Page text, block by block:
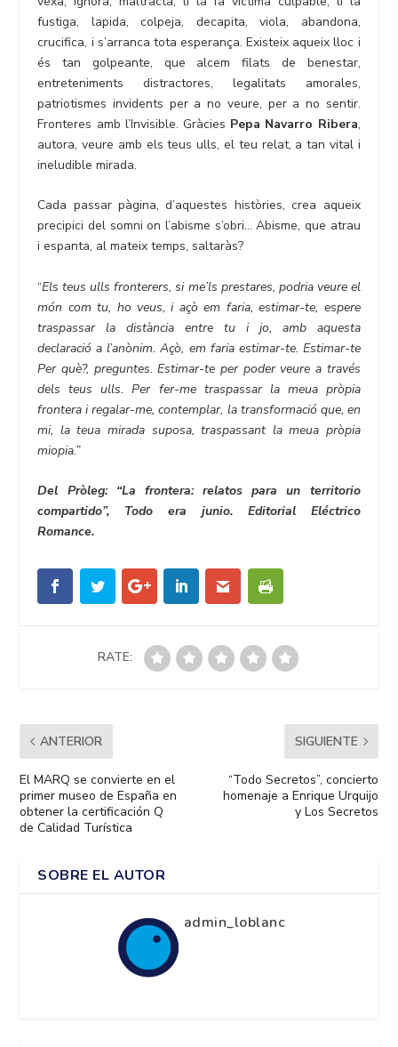
fustiga, lapida, colpeja, decapita, viola, abandona,
crucifica, i s’arranca tota esperança. Existeix aqueix lloc i
és tan golpeante, que alcem filats de benestar,
entreteniments distractores, legalitats amorales,
patriotismes invidents per a no veure, per a no sentir.
Fronteres amb l’Invisible. Gràcies Pepa Navarro Ribera,
autora, veure amb els teus ulls, el teu relat, a tan vital i
ineludible mirada.
Cada passar pàgina, d’aquestes històries, crea aqueix
precipici del somni on l’abisme s’obri… Abisme, que atrau
i espanta, al mateix temps, saltaràs?
“Els teus ulls fronterers, si me’ls prestares, podria veure el
món com tu, ho veus, i açò em faria, estimar-te, espere
traspassar la distància entre tu i jo, amb aquesta
declaració a l’anònim. Açò, em faria estimar-te. Estimar-te
Per què?, preguntes. Estimar-te per poder veure a través
dels teus ulls. Per fer-me traspassar la meua pròpia
frontera i regalar-me, contemplar, la transformació que, en
mi, la teua mirada suposa, traspassant la meua pròpia
miopia.”
Del Pròleg: “La frontera: relatos para un territorio
compartido”, Todo era junio. Editorial Eléctrico
Romance.
RATE:
ANTERIOR
El MARQ se convierte en el
primer museo de España en
obtener la certificación Q
de Calidad Turística
SIGUIENTE
“Todo Secretos”, concierto
homenaje a Enrique Urquijo
y Los Secretos
SOBRE EL AUTOR
admin_loblanc